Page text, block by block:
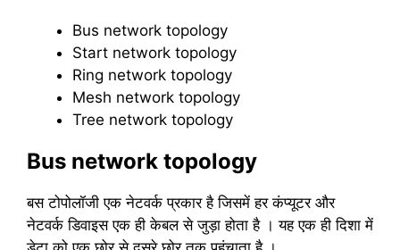
Bus network topology
Start network topology
Ring network topology
Mesh network topology
Tree network topology
Bus network topology
बस टोपोलॉजी एक नेटवर्क प्रकार है जिसमें हर कंप्यूटर और
नेटवर्क डिवाइस एक ही केबल से जुड़ा होता है । यह एक ही दिशा में